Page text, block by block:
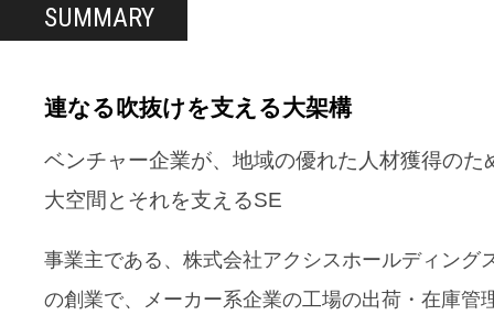
SUMMARY
連なる吹抜けを支える大架構
ベンチャー企業が、地域の優れた人材獲得のた
大空間とそれを支えるSE
事業主である、株式会社アクシスホールディング
の創業で、メーカー系企業の工場の出荷・在庫管